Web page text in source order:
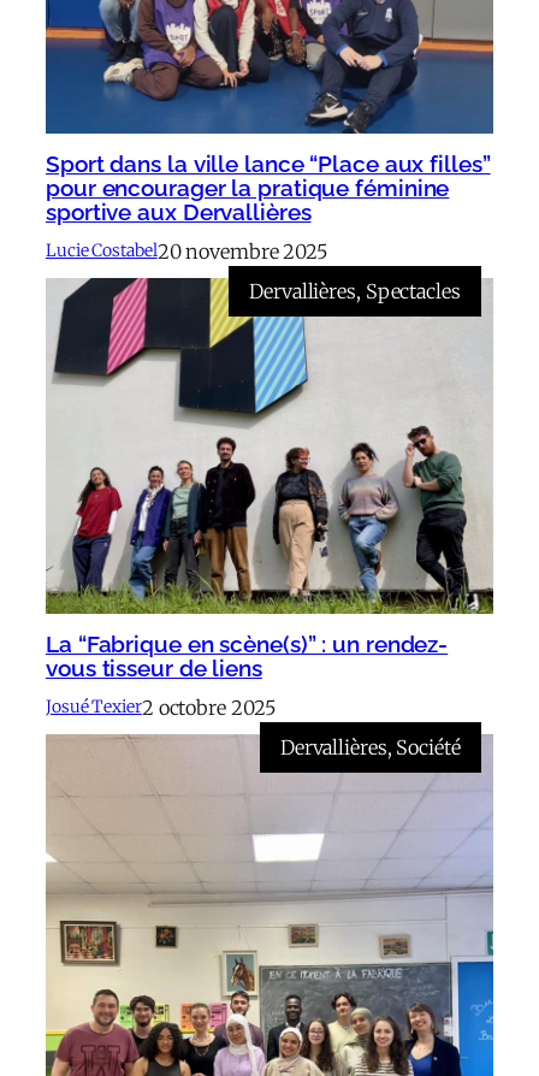
Sport dans la ville lance “Place aux filles”
pour encourager la pratique féminine
sportive aux Dervallières
Lucie Costabel20 novembre 2025
Dervallières, Spectacles
La “Fabrique en scène(s)” : un rendez-
vous tisseur de liens
Josué Texier2 octobre 2025
Dervallières, Société